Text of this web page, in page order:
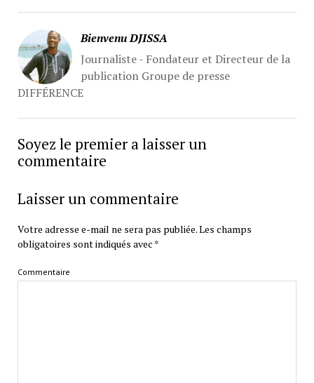
Bienvenu DJISSA
Journaliste - Fondateur et Directeur de la
publication Groupe de presse
DIFFÉRENCE
Soyez le premier a laisser un
commentaire
Laisser un commentaire
Votre adresse e-mail ne sera pas publiée.Les champs
obligatoires sont indiqués avec *
Commentaire